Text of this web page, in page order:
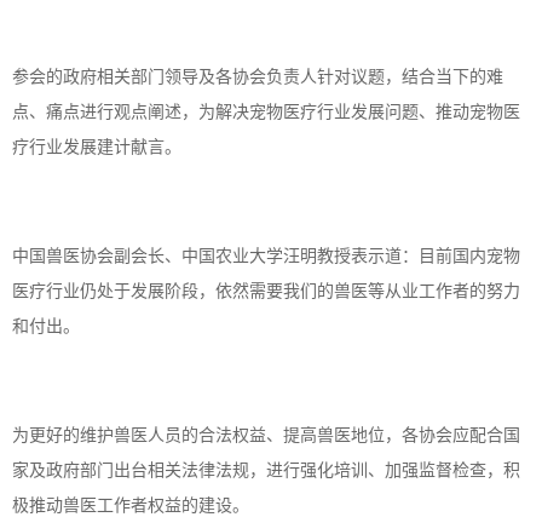
参会的政府相关部门领导及各协会负责人针对议题，结合当下的难
点、痛点进行观点阐述，为解决宠物医疗行业发展问题、推动宠物医
疗行业发展建计献言。
中国兽医协会副会长、中国农业大学汪明教授表示道：目前国内宠物
医疗行业仍处于发展阶段，依然需要我们的兽医等从业工作者的努力
和付出。
为更好的维护兽医人员的合法权益、提高兽医地位，各协会应配合国
家及政府部门出台相关法律法规，进行强化培训、加强监督检查，积
极推动兽医工作者权益的建设。